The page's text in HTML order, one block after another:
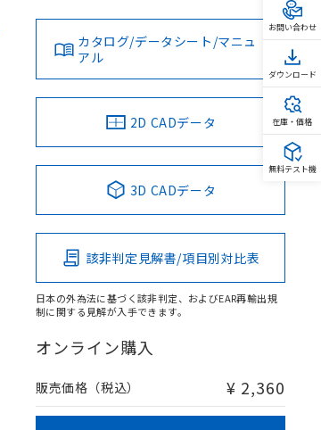
カタログ/データシート/マニュ
アル
2D CADデータ
3D CADデータ
該非判定見解書/項目別対比表
日本の外為法に基づく該非判定、およびEAR再輸出規
制に関する見解が入手できます。
オンライン購入
販売価格（税込） ¥ 2,360
お問い合わせ
ダウンロード
在庫・価格
無料テスト機